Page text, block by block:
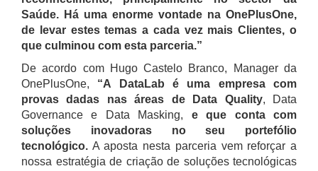
Saúde. Há uma enorme vontade na OnePlusOne,
de levar estes temas a cada vez mais Clientes, o
que culminou com esta parceria.”
De acordo com Hugo Castelo Branco, Manager da
OnePlusOne, “A DataLab é uma empresa com
provas dadas nas áreas de Data Quality, Data
Governance e Data Masking, e que conta com
soluções inovadoras no seu portefólio
tecnológico. A aposta nesta parceria vem reforçar a
nossa estratégia de criação de soluções tecnológicas